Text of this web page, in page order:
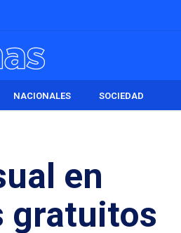
NACIONALES SOCIEDAD
en
gratuitos